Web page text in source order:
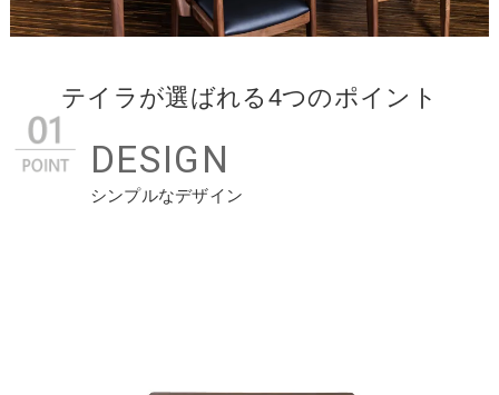
テイラが選ばれる4つのポイント
DESIGN
シンプルなデザイン